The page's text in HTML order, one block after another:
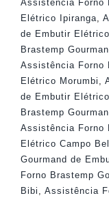
Assistência Forno
Elétrico Ipiranga
de Embutir
Brastemp
Assistência Forno
Elétrico Morumbi
de Embutir
Brastemp
Assistência Forno
Elétrico Campo
Gourmand de
Forno Brastemp
Bibi
Assistência